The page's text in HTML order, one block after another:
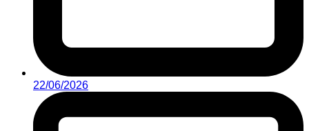
22/06/2026